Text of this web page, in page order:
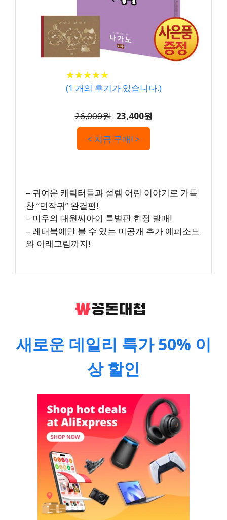
★★★★★
★★★★★
(1 개의 후기가 있습니다.)
26,000원 23,400원
< 지금 구매! >
– 귀여운 캐릭터들과 설렘 어린 이야기로 가득
찬 “먼작귀” 완결편!
– 미우의 대원씨아이 특별판 한정 발매!
– 레터북에만 볼 수 있는 미공개 추가 에피소드
와 아래그림까지!
새로운 데일리 특가 50% 이
상 할인